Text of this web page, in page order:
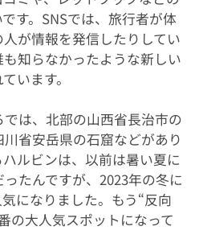
す。SNSでは、旅行者が体
が情報を発信したりしてい
知らなかったような新しい
います。
は、北部の山西省長治市の
省安岳県の石窟などがあり
ルビンは、以前は暑い夏に
たんですが、2023年の冬に
になりました。もう“反向
の大人気スポットになって